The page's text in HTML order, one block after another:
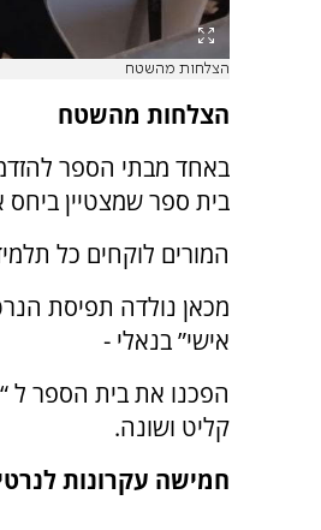
הצלחות מהשטח
הצלחות מהשטח
באחד מבתי הספר
בית ספר שמצטיין
המורים לוקחים כל
מכאן נולדה תפיסת
אישי” בנאלי -
הפכנו את בית הספר ל
קליט ושונה.
חמישה עקרונות